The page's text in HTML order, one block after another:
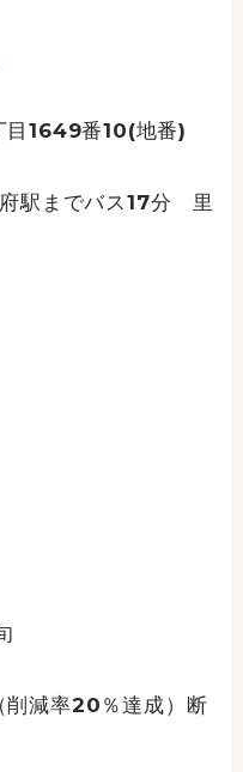
目1649番10(地番)
駅までバス17分 里
減率20％達成）断